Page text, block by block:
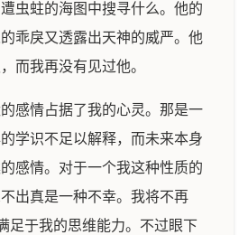
虫蛀的海图中搜寻什么。他的
乖戾又透露出天神的威严。他
而我再没有见过他。
感情占据了我的心灵。那是一
学识不足以解释，而未来本身
感情。对于一个我这种性质的
出真是一种不幸。我将不再
足于我的思维能力。不过眼下